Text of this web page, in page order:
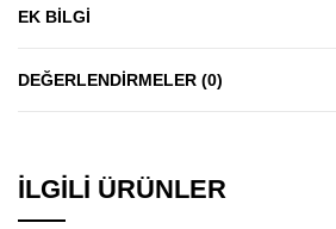
EK BILGI
DEĞERLENDIRMELER (0)
İLGILI ÜRÜNLER